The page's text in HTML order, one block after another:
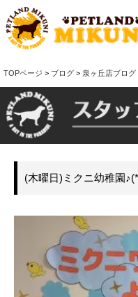
TOPページ > ブログ > 泉ヶ丘店ブログ
(木曜日)ミクニ幼稚園